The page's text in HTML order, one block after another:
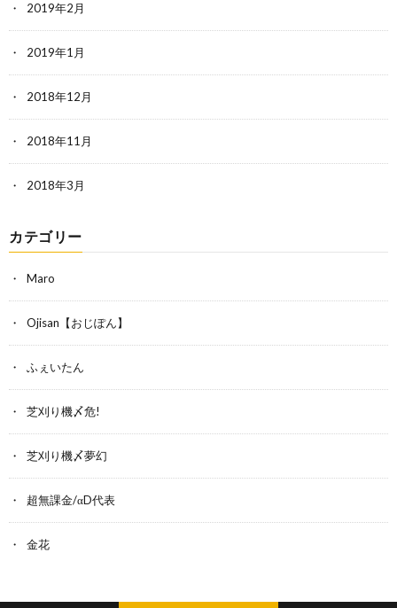
2019年2月
2019年1月
2018年12月
2018年11月
2018年3月
カテゴリー
Maro
Ojisan【おじぽん】
ふぇいたん
芝刈り機〆危!
芝刈り機〆夢幻
超無課金/αD代表
金花